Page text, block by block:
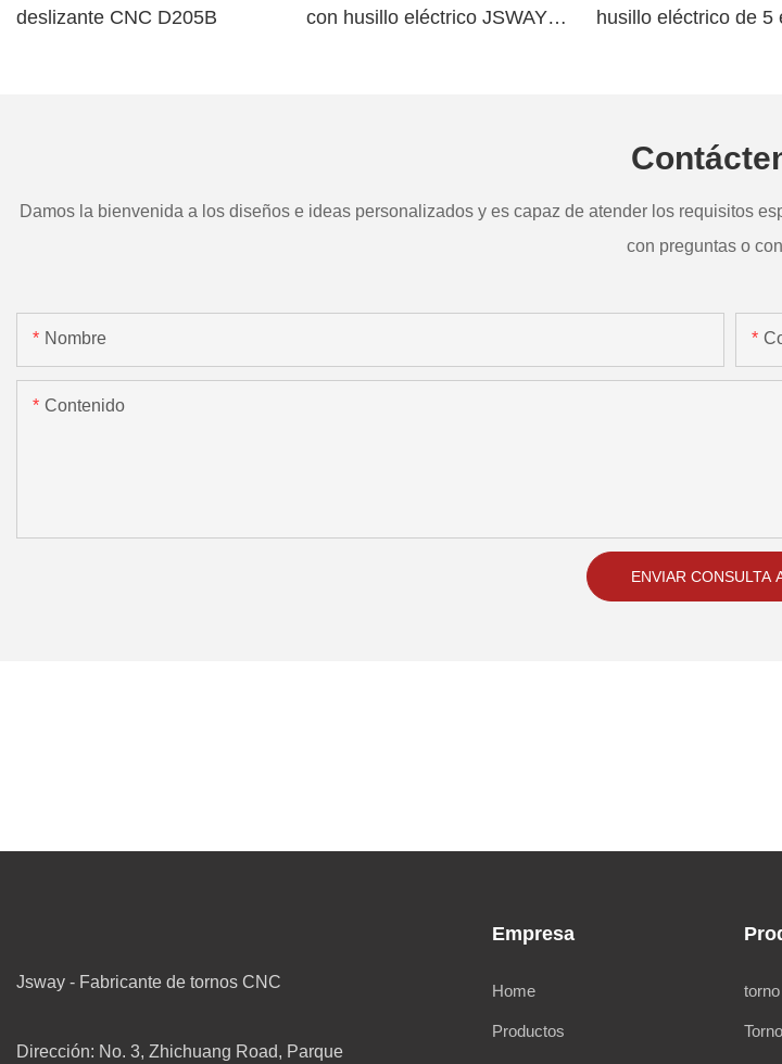
deslizante CNC D205B
con husillo eléctrico JSWAY
husillo eléctrico de 5
Damos la bienvenida a los diseños e ideas personalizados y es capaz de atender los requisitos
con preguntas o
Nombre
Contenido
ENVIAR CONSULTA
Jsway - Fabricante de tornos CNC
Dirección: No. 3, Zhichuang Road, Parque
Empresa
Home
Productos